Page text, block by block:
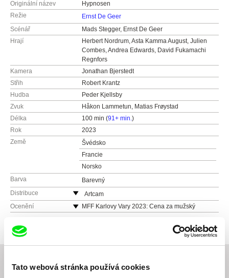
Tato webová stránka používá cookies
Originální název
Hypnosen
Režie
Ernst De Geer
Scénář
Mads Stegger, Ernst De Geer
Hrají
Herbert Nordrum, Asta Kamma August, Julien
Combes, Andrea Edwards, David Fukamachi
Regnfors
Kamera
Jonathan Bjerstedt
Střih
Robert Krantz
Hudba
Peder Kjellsby
Zvuk
Håkon Lammetun, Matias Frøystad
Délka
100 min (91+ min.)
Rok
2023
Země
Švédsko
Francie
Norsko
Barva
Barevný
Distribuce
Artcam
Česká republika
811 04 Bratislava
Ocenění
MFF Karlovy Vary 2023: Cena za mužský
MFF Karlovy Vary 2023: Europa Cinemas Label